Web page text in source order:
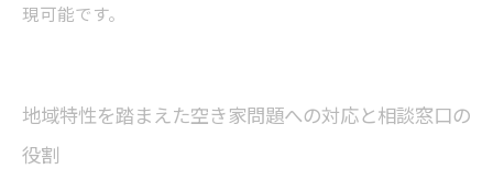
現可能です。
地域特性を踏まえた空き家問題への対応と相談窓口の
役割